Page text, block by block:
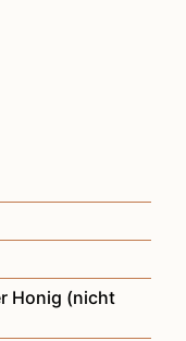
Honig (nicht